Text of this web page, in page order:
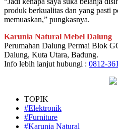
produk berkualitas dan yang pasti
memuaskan,” pungkasnya.
Karunia Natural Mebel Dalung
Perumahan Dalung Permai Blok
Dalung, Kuta Utara, Badung.
Info lebih lanjut hubungi : 0812-
TOPIK
#Elektronik
#Furniture
#Karunia Natural